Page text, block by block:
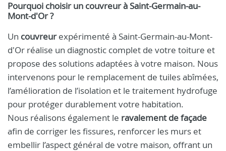
Pourquoi choisir un couvreur à Saint-Germain-au-
Mont-d'Or ?
Un couvreurexpérimenté à Saint-Germain-au-Mont-
d'Or réalise un diagnostic complet de votre toiture et
propose des solutions adaptées à votre maison. Nous
intervenons pour le remplacement de tuiles abîmées,
l’amélioration de l’isolation et le traitement hydrofuge
pour protéger durablement votre habitation.
Nous réalisons également le ravalement de façade
afin de corriger les fissures, renforcer les murs et
embellir l’aspect général de votre maison, offrant un